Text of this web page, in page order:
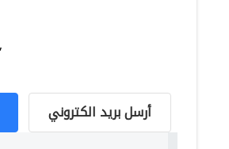
أرسل بريد الكتروني